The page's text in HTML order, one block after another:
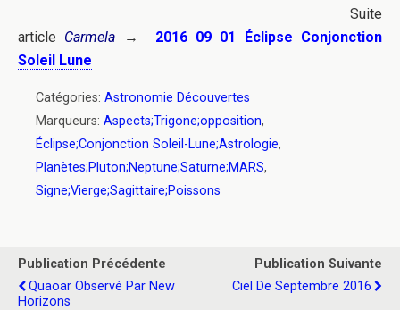
Suite
article Carmela →
2016 09 01 Éclipse Conjonction
Soleil Lune
Catégories: Astronomie Découvertes
Marqueurs: Aspects;Trigone;opposition,
Éclipse;Conjonction Soleil-Lune;Astrologie,
Planètes;Pluton;Neptune;Saturne;MARS,
Signe;Vierge;Sagittaire;Poissons
Publication Précédente
Quaoar Observé Par New
Horizons
Publication Suivante
Ciel De Septembre 2016